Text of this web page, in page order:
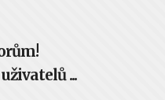
...